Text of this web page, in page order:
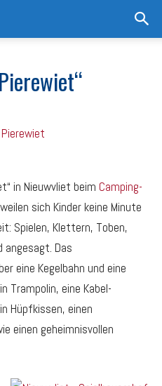
in Nieuwvliet beim Camping-
sich Kinder keine Minute
Spielen, Klettern, Toben,
angesagt. Das
eine Kegelbahn und eine
Trampolin, eine Kabel-
Hüpfkissen, einen
einen geheimnisvollen